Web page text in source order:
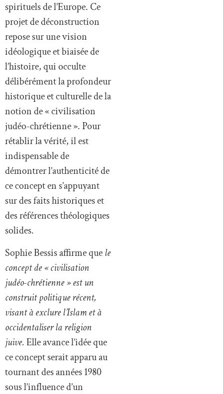
spirituels de l’Europe. Ce
projet de déconstruction
repose sur une vision
idéologique et biaisée de
l’histoire, qui occulte
délibérément la profondeur
historique et culturelle de la
notion de « civilisation
judéo-chrétienne ». Pour
rétablir la vérité, il est
indispensable de
démontrer l’authenticité de
ce concept en s’appuyant
sur des faits historiques et
des références théologiques
solides.
Sophie Bessis affirme quele
concept de « civilisation
judéo-chrétienne » est un
construit politique récent,
visant à exclure l’Islamet à
occidentaliser la religion
juive. Elle avance l’idée que
ce concept serait apparu au
tournant des années 1980
sous l’influence d’un